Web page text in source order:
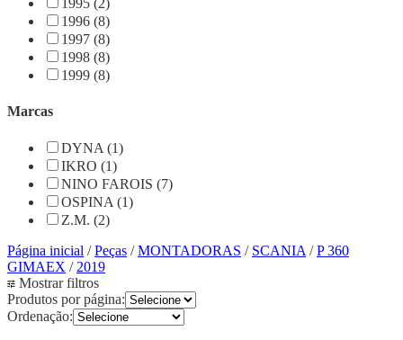
1995 (2)
1996 (8)
1997 (8)
1998 (8)
1999 (8)
Marcas
DYNA (1)
IKRO (1)
NINO FAROIS (7)
OSPINA (1)
Z.M. (2)
Página inicial /Peças /MONTADORAS / SCANIA /P 360
GIMAEX / 2019
Mostrar filtros
Produtos por página:
Ordenação: